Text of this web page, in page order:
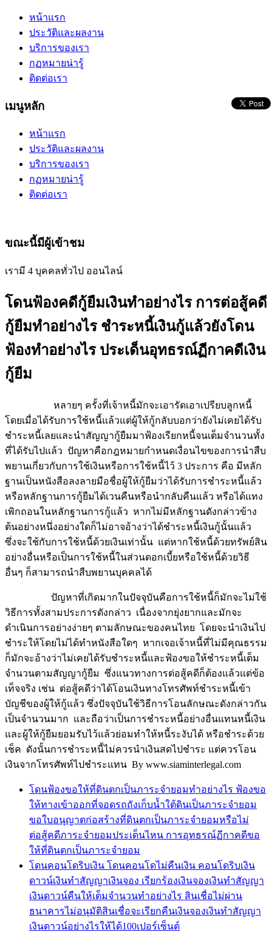
หน้าแรก
ประวัติและผลงาน
บริการของเรา
กฏหมายน่ารู้
ติดต่อเรา
เมนูหลัก
หน้าแรก
ประวัติและผลงาน
บริการของเรา
กฏหมายน่ารู้
ติดต่อเรา
ขณะนี้มีผู้เข้าชม
เรามี 4 บุคคลทั่วไป ออนไลน์
โดนฟ้องคดีกู้ยืมเงินทำอย่างไร การต่อสู้คดี
กู้ยืมทำอย่างไร ชำระหนี้เงินกู้แล้วยังโดน
ฟ้องทำอย่างไร ประเด็นอุทธรณ์ฏีกาคดีเงิน
กู้ยืม
หลายๆ ครั้งที่เจ้าหนี้มักจะเอารัดเอาเปรียบลูกหนี้
โดยเมื่อได้รับการใช้หนี้แล้วแต่ผู้ให้กู้กลับบอกว่ายังไม่เคยได้รับ
ชำระหนี้เลยและนำสัญญากู้ยืมมาฟ้องเรียกหนี้จนเต็มจำนวนทั้ง
ที่ได้รับไปแล้ว ปัญหาคือกฎหมายกำหนดเงื่อนไขของการนำสืบ
พยานเกี่ยวกับการใช้เงินหรือการใช้หนี้ไว้ 3 ประการ คือ มีหลัก
ฐานเป็นหนังสือลงลายมือชื่อผู้ให้กู้ยืมว่าได้รับการชำระหนี้แล้ว
หรือหลักฐานการกู้ยืมได้เวนคืนหรือนำกลับคืนแล้ว หรือได้แทง
เพิกถอนในหลักฐานการกู้แล้ว หากไม่มีหลักฐานดังกล่าวข้าง
ต้นอย่างหนึ่งอย่างใดก็ไม่อาจอ้างว่าได้ชำระหนี้เงินกู้นั้นแล้ว
ซึ่งจะใช้กับการใช้หนี้ด้วยเงินเท่านั้น แต่หากใช้หนี้ด้วยทรัพย์สิน
อย่างอื่นหรือเป็นการใช้หนี้ในส่วนดอกเบี้ยหรือใช้หนี้ด้วยวิธี
อื่นๆ ก็สามารถนำสืบพยานบุคคลได้
ปัญหาที่เกิดมากในปัจจุบันคือการใช้หนี้ก็มักจะไม่ใช้
วิธีการทั้งสามประการดังกล่าว เนื่องจากยุ่งยากและมักจะ
ดำเนินการอย่างง่ายๆ ตามลักษณะของคนไทย โดยจะนำเงินไป
ชำระให้โดยไม่ได้ทำหนังสือใดๆ หากเจอเจ้าหนี้ที่ไม่มีคุณธรรม
ก็มักจะอ้างว่าไม่เคยได้รับชำระหนี้และฟ้องขอให้ชำระหนี้เต็ม
จำนวนตามสัญญากู้ยืม ซึ่งแนวทางการต่อสู้คดีก็ต้องแล้วแต่ข้อ
เท็จจริง เช่น ต่อสู้คดีว่าได้โอนเงินทางโทรศัพท์ชำระหนี้เข้า
บัญชีของผู้ให้กู้แล้ว ซึ่งปัจจุบันใช้วิธีการโอนลักษณะดังกล่าวกัน
เป็นจำนวนมาก และถือว่าเป็นการชำระหนี้อย่างอื่นแทนหนี้เงิน
และผู้ให้กู้ยืมยอมรับไว้แล้วย่อมทำให้หนี้ระงับได้ หรือชำระด้วย
เช็ค ดังนั้นการชำระหนี้ไม่ควรนำเงินสดไปชำระ แต่ควรโอน
เงินจากโทรศัพท์ไปชำระแทน By www.siaminterlegal.com
โดนฟ้องขอให้ที่ดินตกเป็นภาระจำยอมทำอย่างไร ฟ้องขอ
ให้ทางเข้าออกที่จอดรถถังเก็บน้ำใต้ดินเป็นภาระจำยอม
ขอใบอนุญาตก่อสร้างที่ดินตกเป็นภาระจำยอมหรือไม่
ต่อสู้คดีภาระจำยอมประเด็นไหน การอุทธรณ์ฏีกาคดีขอ
ให้ที่ดินตกเป็นภาระจำยอม
โดนคอนโดริบเงิน โดนคอนโดไม่คืนเงิน คอนโดริบเงิน
ดาวน์เงินทำสัญญาเงินจอง เรียกร้องเงินจองเงินทำสัญญา
เงินดาวน์คืนให้เต็มจำนวนทำอย่างไร สินเชื่อไม่ผ่าน
ธนาคารไม่อนุมัติสินเชื่อจะเรียกคืนเงินจองเงินทำสัญญา
เงินดาวน์อย่างไรให้ได้100เปอร์เซ็นต์